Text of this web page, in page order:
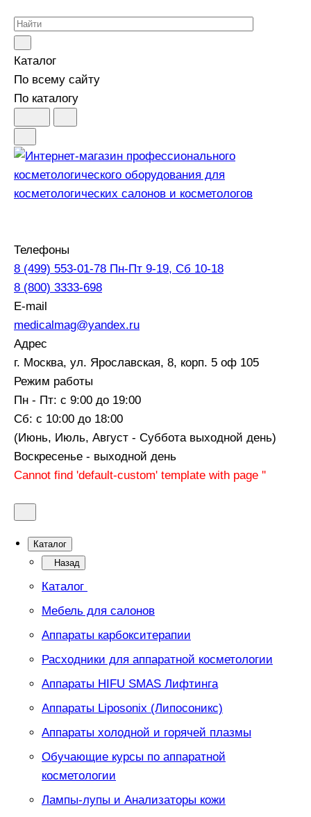
Каталог
По всему сайту
По каталогу
Телефоны
8 (499) 553-01-78 Пн-Пт 9-19, Сб 10-18
8 (800) 3333-698
E-mail
medicalmag@yandex.ru
Адрес
г. Москва, ул. Ярославская, 8, корп. 5 оф 105
Режим работы
Пн - Пт: с 9:00 до 19:00
Сб: с 10:00 до 18:00
(Июнь, Июль, Август - Суббота выходной день)
Воскресенье - выходной день
Cannot find 'default-custom' template with page ''
Каталог
Назад
Каталог
Мебель для салонов
Аппараты карбокситерапии
Расходники для аппаратной косметологии
Аппараты HIFU SMAS Лифтинга
Аппараты Liposonix (Липосоникс)
Аппараты холодной и горячей плазмы
Обучающие курсы по аппаратной
косметологии
Лампы-лупы и Анализаторы кожи